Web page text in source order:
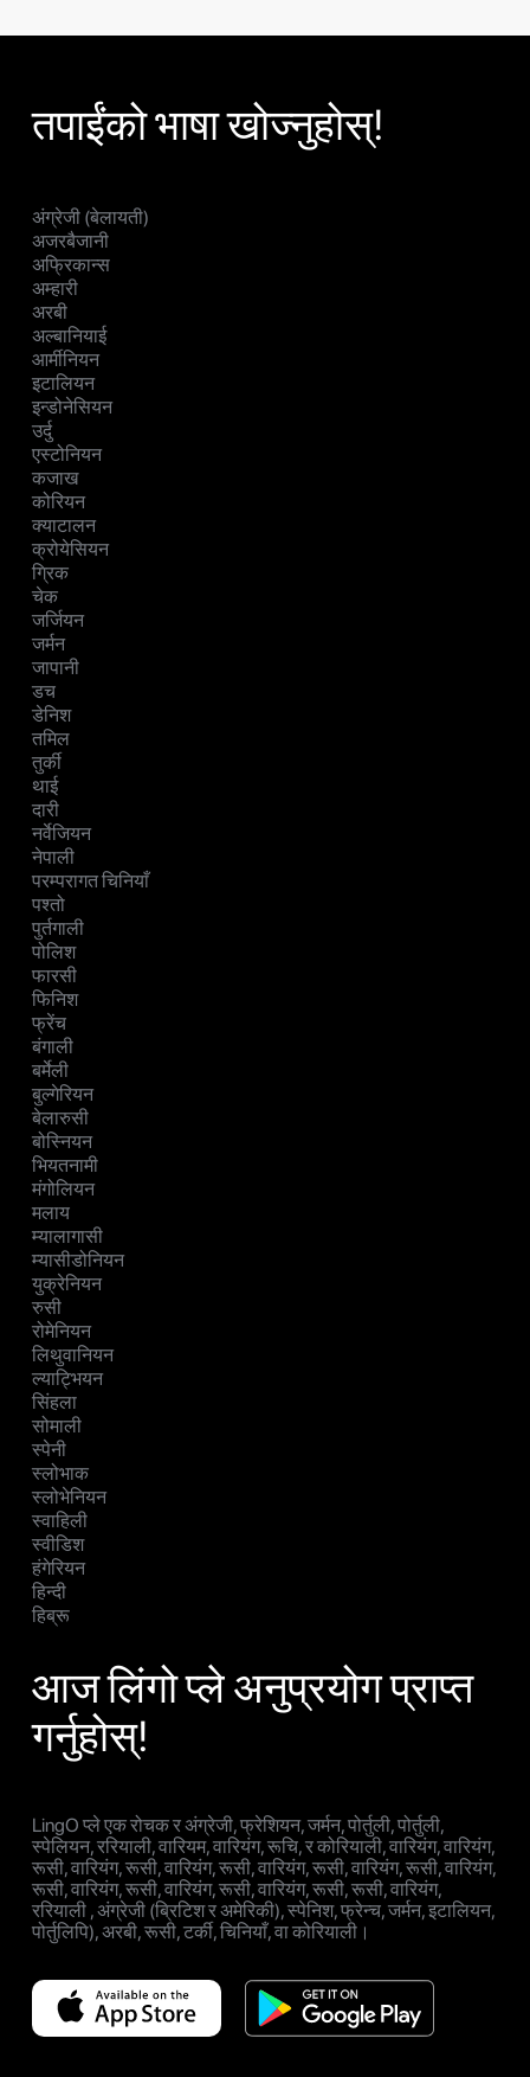
तपाईंको भाषा खोज्नुहोस्!
अंग्रेजी (बेलायती)
अजरबैजानी
अफ्रिकान्स
अम्हारी
अरबी
अल्बानियाई
आर्मीनियन
इटालियन
इन्डोनेसियन
उर्दु
एस्टोनियन
कजाख
कोरियन
क्याटालन
क्रोयेसियन
ग्रिक
चेक
जर्जियन
जर्मन
जापानी
डच
डेनिश
तमिल
तुर्की
थाई
दारी
नर्वेजियन
नेपाली
परम्परागत चिनियाँ
पश्तो
पुर्तगाली
पोलिश
फारसी
फिनिश
फ्रेंच
बंगाली
बर्मेली
बुल्गेरियन
बेलारुसी
बोस्नियन
भियतनामी
मंगोलियन
मलाय
म्यालागासी
म्यासीडोनियन
युक्रेनियन
रुसी
रोमेनियन
लिथुवानियन
ल्याट्भियन
सिंहला
सोमाली
स्पेनी
स्लोभाक
स्लोभेनियन
स्वाहिली
स्वीडिश
हंगेरियन
हिन्दी
हिब्रू
आज लिंगो प्ले अनुप्रयोग प्राप्त
गर्नुहोस्!
LingO प्ले एक रोचक र अंग्रेजी, फ्रेशियन, जर्मन, पोर्तुली, पोर्तुली,
स्पेलियन, ररियाली, वारियम, वारियंग, रूचि, र कोरियाली, वारियंग, वारियंग,
रूसी, वारियंग, रूसी, वारियंग, रूसी, वारियंग, रूसी, वारियंग, रूसी, वारियंग,
रूसी, वारियंग, रूसी, वारियंग, रूसी, वारियंग, रूसी, रूसी, वारियंग,
ररियाली , अंग्रेजी (ब्रिटिश र अमेरिकी), स्पेनिश, फ्रेन्च, जर्मन, इटालियन,
पोर्तुलिपि), अरबी, रूसी, टर्की, चिनियाँ, वा कोरियाली।